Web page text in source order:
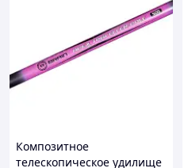
Композитное
телескопическое удилище